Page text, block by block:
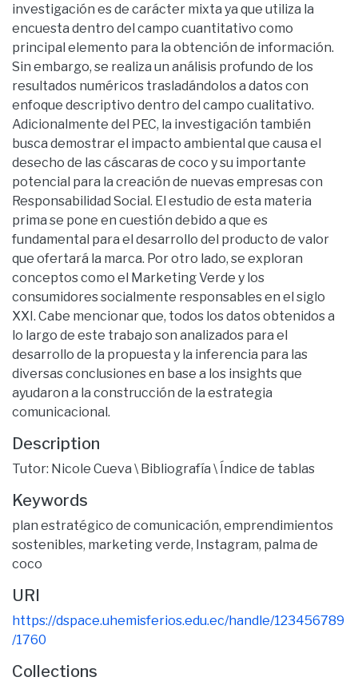
investigación es de carácter mixta ya que utiliza la
encuesta dentro del campo cuantitativo como
principal elemento para la obtención de información.
Sin embargo, se realiza un análisis profundo de los
resultados numéricos trasladándolos a datos con
enfoque descriptivo dentro del campo cualitativo.
Adicionalmente del PEC, la investigación también
busca demostrar el impacto ambiental que causa el
desecho de las cáscaras de coco y su importante
potencial para la creación de nuevas empresas con
Responsabilidad Social. El estudio de esta materia
prima se pone en cuestión debido a que es
fundamental para el desarrollo del producto de valor
que ofertará la marca. Por otro lado, se exploran
conceptos como el Marketing Verde y los
consumidores socialmente responsables en el siglo
XXI. Cabe mencionar que, todos los datos obtenidos a
lo largo de este trabajo son analizados para el
desarrollo de la propuesta y la inferencia para las
diversas conclusiones en base a los insights que
ayudaron a la construcción de la estrategia
comunicacional.
Description
Tutor: Nicole Cueva \ Bibliografía \ Índice de tablas
Keywords
plan estratégico de comunicación, emprendimientos
sostenibles, marketing verde, Instagram, palma de
coco
URI
https://dspace.uhemisferios.edu.ec/handle/123456789
/1760
Collections